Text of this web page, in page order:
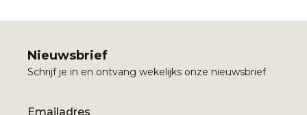
Nieuwsbrief
Schrijf je in en ontvang wekelijks onze nieuwsbrief
Email